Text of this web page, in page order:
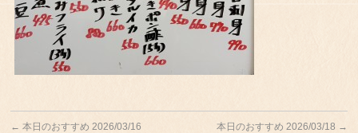
← 本日のおすすめ 2026/03/16 本日のおすすめ 2026/03/18 →